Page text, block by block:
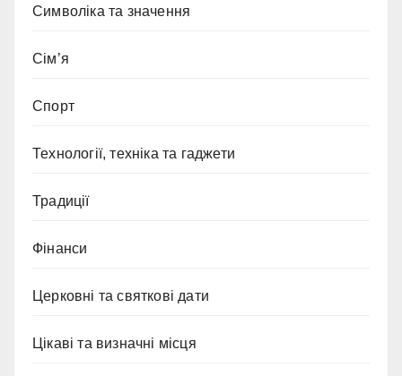
Символіка та значення
Сім’я
Спорт
Технології, техніка та гаджети
Традиції
Фінанси
Церковні та святкові дати
Цікаві та визначні місця